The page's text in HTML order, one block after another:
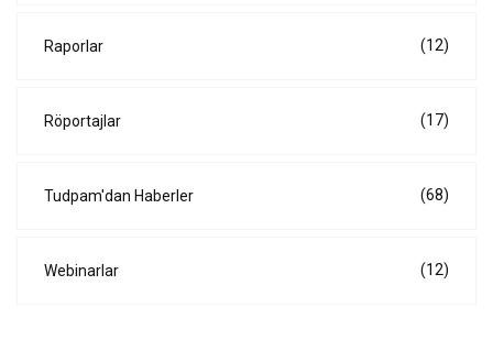
Raporlar (12)
Röportajlar (17)
Tudpam'dan Haberler (68)
Webinarlar (12)